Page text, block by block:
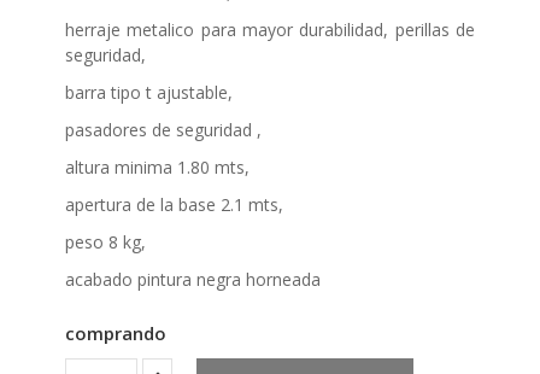
herraje metalico para mayor durabilidad, perillas de
seguridad,
barra tipo t ajustable,
pasadores de seguridad ,
altura minima 1.80 mts,
apertura de la base 2.1 mts,
peso 8 kg,
acabado pintura negra horneada
comprando